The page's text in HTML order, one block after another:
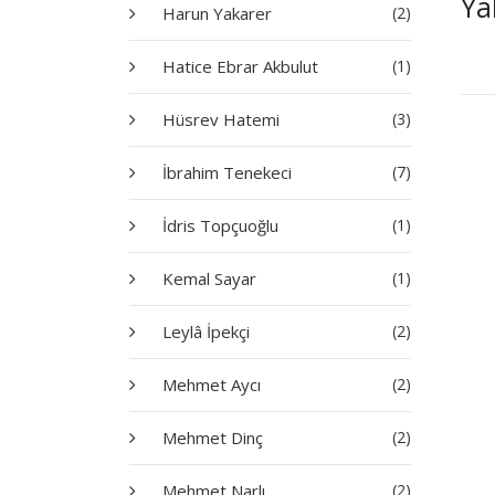
Harun Yakarer (2)
Hatice Ebrar Akbulut (1)
Hüsrev Hatemi (3)
İbrahim Tenekeci (7)
İdris Topçuoğlu (1)
Kemal Sayar (1)
Leylâ İpekçi (2)
Mehmet Aycı (2)
Mehmet Dinç (2)
Mehmet Narlı (2)